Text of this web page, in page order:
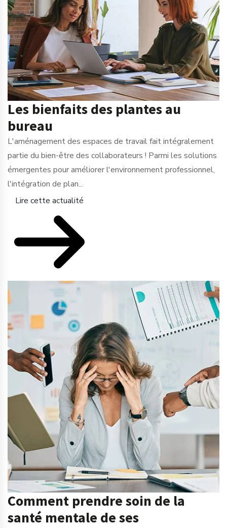
Les bienfaits des plantes au
bureau
L'aménagement des espaces de travail fait intégralement
partie du bien-être des collaborateurs ! Parmi les solutions
émergentes pour améliorer l'environnement professionnel,
l'intégration de plan...
Lire cette actualité
Comment prendre soin de la
santé mentale de ses